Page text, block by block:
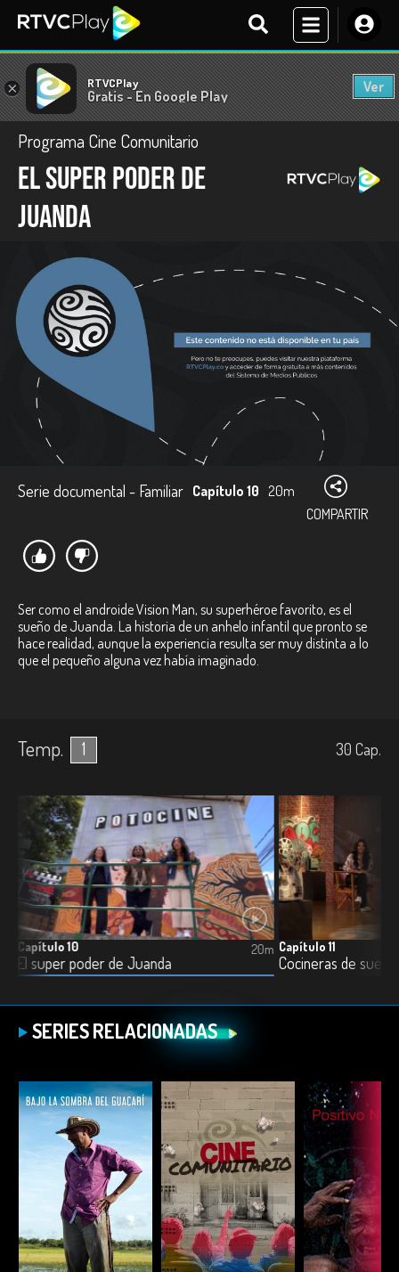
× RTVCPlay
Gratis - En Google Play
Ver
Programa Cine Comunitario
El super poder de
Juanda
Serie documental - Familiar Capítulo 10 20m
COMPARTIR
Ser como el androide Vision Man, su superhéroe favorito, es el
sueño de Juanda. La historia de un anhelo infantil que pronto se
hace realidad, aunque la experiencia resulta ser muy distinta a lo
que el pequeño alguna vez había imaginado.
Temp. 1 30 Cap.
Capítulo 10
El super poder de Juanda
20m Capítulo 11
Cocineras de
SERIES RELACIONADAS
ESCUCHAR ESCUCHAR